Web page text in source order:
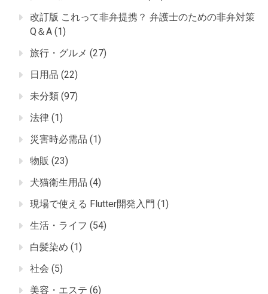
改訂版 これって非弁提携？ 弁護士のための非弁対策
Q＆A (1)
旅行・グルメ (27)
日用品 (22)
未分類 (97)
法律 (1)
災害時必需品 (1)
物販 (23)
犬猫衛生用品 (4)
現場で使える Flutter開発入門 (1)
生活・ライフ (54)
白髪染め (1)
社会 (5)
美容・エステ (6)